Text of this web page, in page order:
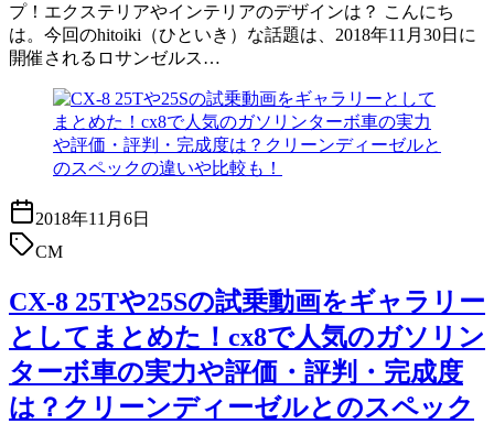
プ！エクステリアやインテリアのデザインは？ こんにち
は。今回のhitoiki（ひといき）な話題は、2018年11月30日に
開催されるロサンゼルス…
2018年11月6日
CM
CX-8 25Tや25Sの試乗動画をギャラリー
としてまとめた！cx8で人気のガソリン
ターボ車の実力や評価・評判・完成度
は？クリーンディーゼルとのスペック